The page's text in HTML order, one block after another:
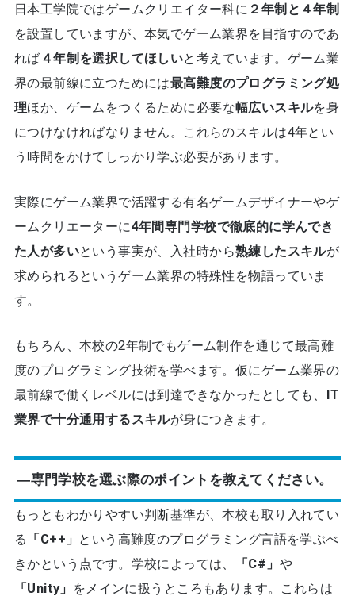
日本工学院ではゲームクリエイター科に ２年制と４年制
を設置していますが、本気でゲーム業界を目指すのであ
れば ４年制を選択してほしいと考えています。ゲーム業
界の最前線に立つためには最高難度のプログラミング処
理ほか、ゲームをつくるために必要な幅広いスキルを身
につけなければなりません。これらのスキルは4年とい
う時間をかけてしっかり学ぶ必要があります。
実際にゲーム業界で活躍する有名ゲームデザイナーやゲ
ームクリエーターに4年間専門学校で徹底的に学んでき
た人が多いという事実が、入社時から熟練したスキルが
求められるというゲーム業界の特殊性を物語っていま
す。
もちろん、本校の2年制でもゲーム制作を通じて最高難
度のプログラミング技術を学べます。仮にゲーム業界の
最前線で働くレベルには到達できなかったとしても、
IT
業界で十分通用するスキルが身につきます。
―専門学校を選ぶ際のポイントを教えてください。
もっともわかりやすい判断基準が、本校も取り入れてい
る 「C++」 という高難度のプログラミング言語を学ぶべ
きかという点です。学校によっては、
「C#」 や
「Unity」 をメインに扱うところもあります。これらは